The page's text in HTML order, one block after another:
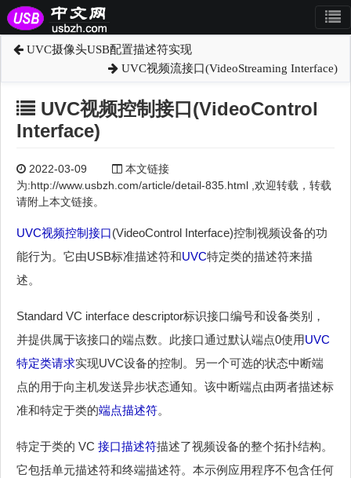
UVC摄像头USB配置描述符实现
UVC视频流接口(VideoStreaming Interface)
UVC视频控制接口(VideoControl
Interface)
2022-03-09
本文链接
为:http://www.usbzh.com/article/detail-835.html ,欢迎转载，转载
请附上本文链接。
UVC视频控制接口(VideoControl Interface)控制视频设备的功
能行为。它由USB标准描述符和UVC特定类的描述符来描
述。
Standard VC interface descriptor标识接口编号和设备类别，
并提供属于该接口的端点数。此接口通过默认端点0使用UVC
特定类请求实现UVC设备的控制。另一个可选的状态中断端
点的用于向主机发送异步状态通知。该中断端点由两者描述标
准和特定于类的端点描述符。
特定于类的 VC 接口描述符描述了视频设备的整个拓扑结构。
它包括单元描述符和终端描述符。本示例应用程序不包含任何